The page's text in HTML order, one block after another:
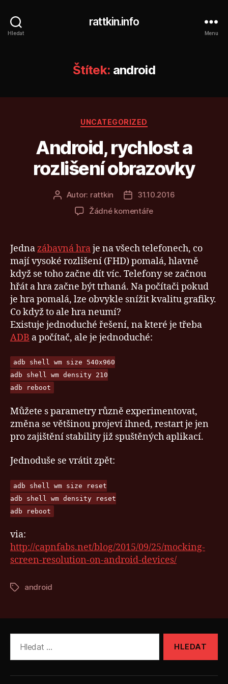
Hledat
rattkin.info
Menu
Štítek: android
Rubriky
UNCATEGORIZED
Android, rychlost a
rozlišení obrazovky
Autor
příspěvku
Autor: rattkin
Datum
příspěvku
31.10.2016
Žádné komentářeu
názvem
Android,
rychlost
a
rozlišení
obrazovky
Jednazábavná hraje na všech telefonech, co
mají vysoké rozlišení (FHD) pomalá, hlavně
když se toho začne dít víc. Telefony se začnou
hřát a hra začne být trhaná. Na počítači pokud
je hra pomalá, lze obvykle snížit kvalitu grafiky.
Co když to ale hra neumí?
Existuje jednoduché řešení, na které je třeba
ADB a počítač, ale je jednoduché:
adb shell wm size 540x960
adb shell wm density 210
adb reboot
Můžete s parametry různě experimentovat,
změna se většinou projeví ihned, restart je jen
pro zajištění stability již spuštěných aplikací.
Jednoduše se vrátit zpět:
adb shell wm size reset
adb shell wm density reset
adb reboot
via:
http://capnfabs.net/blog/2015/09/25/mocking-
screen-resolution-on-android-devices/
Štítkyandroid
vyhledávání: